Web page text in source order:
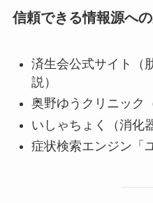
信頼できる情報源へ
済生会公式サイト（
説）
奥野ゆうクリニック
いしゃちょく（消化
症状検索エンジン「